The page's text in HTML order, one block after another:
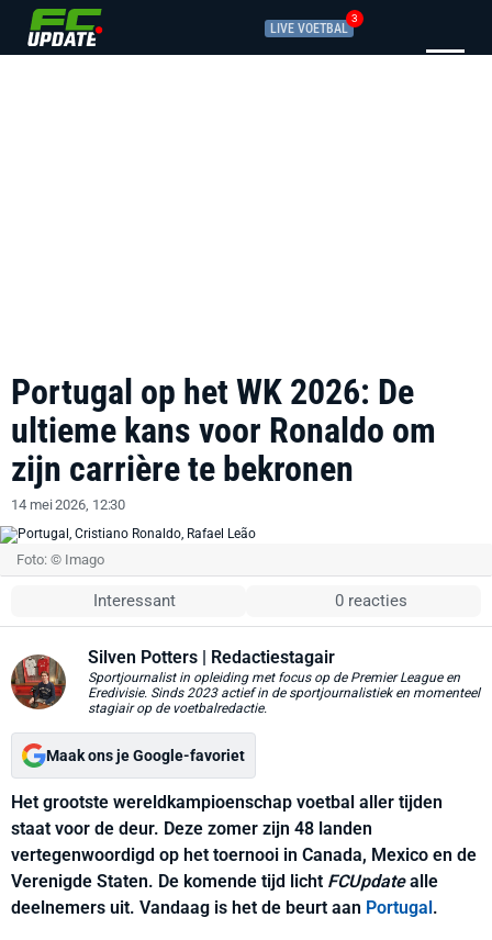
LIVE VOETBAL
3
Portugal op het WK 2026: De
ultieme kans voor Ronaldo om
zijn carrière te bekronen
14 mei 2026, 12:30
Foto: © Imago
Interessant 0 reacties
Silven Potters | Redactiestagair
Sportjournalist in opleiding met focus op de Premier League en
Eredivisie. Sinds 2023 actief in de sportjournalistiek en momenteel
stagiair op de voetbalredactie.
Maak ons je Google-favoriet
Het grootste wereldkampioenschap voetbal aller tijden
staat voor de deur. Deze zomer zijn 48 landen
vertegenwoordigd op het toernooi in Canada, Mexico en de
Verenigde Staten. De komende tijd licht FCUpdatealle
deelnemers uit. Vandaag is het de beurt aan Portugal.